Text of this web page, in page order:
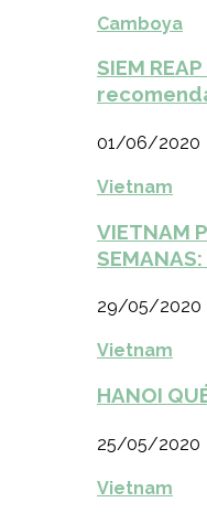
Camboya
SIEM
01/06/2020
Vietnam
VIETNAM
SEMANAS:
29/05/2020
Vietnam
HANOI
25/05/2020
Vietnam